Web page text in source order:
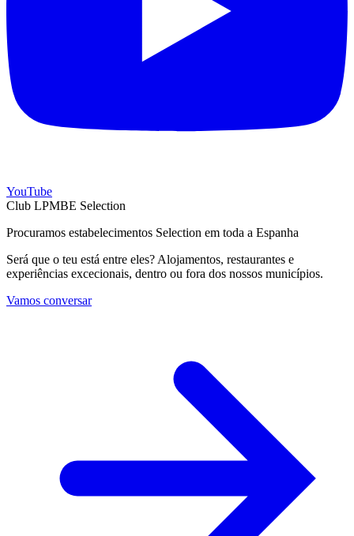
YouTube
Club LPMBE Selection
Procuramos estabelecimentos Selection em toda a Espanha
Será que o teu está entre eles? Alojamentos, restaurantes e
experiências excecionais, dentro ou fora dos nossos municípios.
Vamos conversar